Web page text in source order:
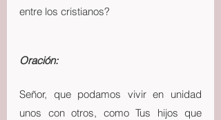
entre los cristianos?
Oración:
Señor, que podamos vivir en unidad
unos con otros, como Tus hijos que